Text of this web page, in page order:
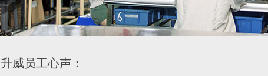
升威员工心声：